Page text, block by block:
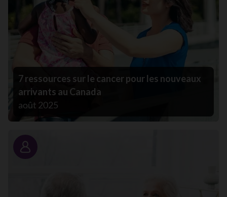
7 ressources sur le cancer pour les nouveaux
arrivants au Canada
août 2025
Portrait